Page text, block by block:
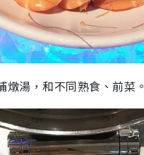
燉湯，和不同熟食、前菜。